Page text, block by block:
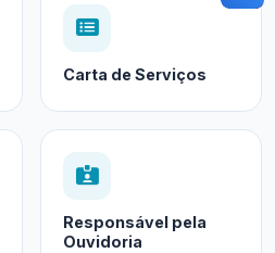
Carta de Serviços
Responsável pela
Ouvidoria